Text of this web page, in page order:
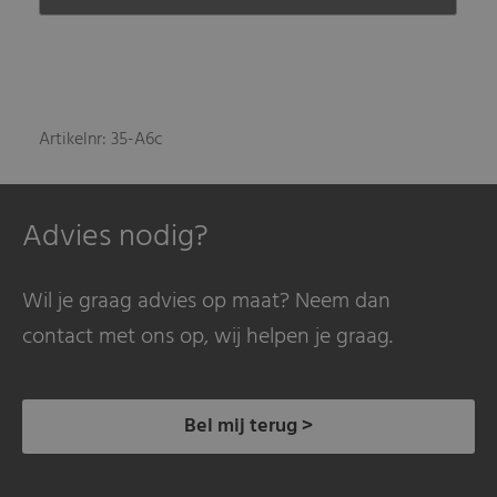
Artikelnr: 35-A6c
Advies nodig?
Wil je graag advies op maat? Neem dan
contact met ons op, wij helpen je graag.
Bel mij terug >